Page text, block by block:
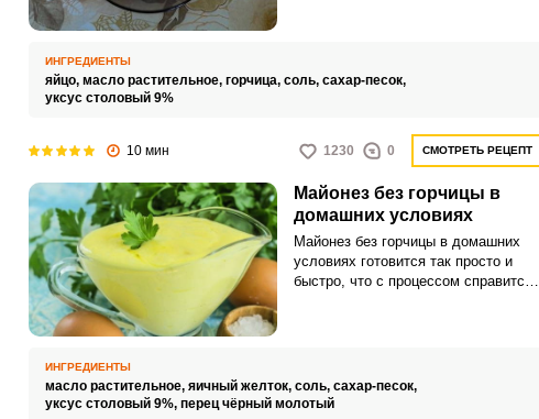
ИНГРЕДИЕНТЫ
яйцо, масло растительное, горчица, соль, сахар-песок,
уксус столовый 9%
10 мин 1230 0 СМОТРЕТЬ РЕЦЕПТ
Майонез без горчицы в
домашних условиях
Майонез без горчицы в домашних
условиях готовится так просто и
быстро, что с процессом справится
Не теряем ни минуты и приступаем!
ИНГРЕДИЕНТЫ
масло растительное, яичный желток, соль, сахар-песок,
уксус столовый 9%, перец чёрный молотый